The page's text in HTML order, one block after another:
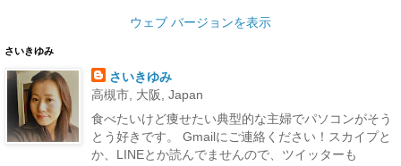
ウェブ バージョンを表示
さいきゆみ
さいきゆみ
高槻市, 大阪, Japan
食べたいけど痩せたい典型的な主婦でパソコンがそう
とう好きです。 Gmailにご連絡ください！スカイプと
か、LINEとか読んでませんので、ツイッターも